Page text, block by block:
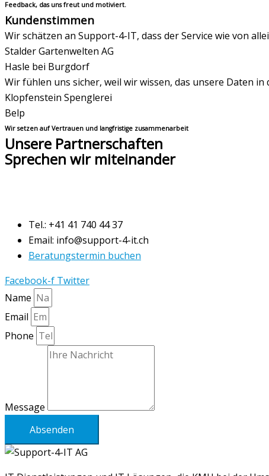
Feedback, das uns freut und motiviert.
Kundenstimmen
Wir schätzen an Support-4-IT, dass der Service wie von
Stalder Gartenwelten AG
Hasle bei Burgdorf
Wir fühlen uns sicher, weil wir wissen, das unsere Daten
Klopfenstein Spenglerei
Belp
Wir setzen auf Vertrauen und langfristige zusammenarbeit
Unsere Partnerschaften
Sprechen wir miteinander
Tel.: +41 41 740 44 37
Email: info@support-4-it.ch
Beratungstermin buchen
Facebook-f Twitter
Name
Email
Phone
Message
Absenden